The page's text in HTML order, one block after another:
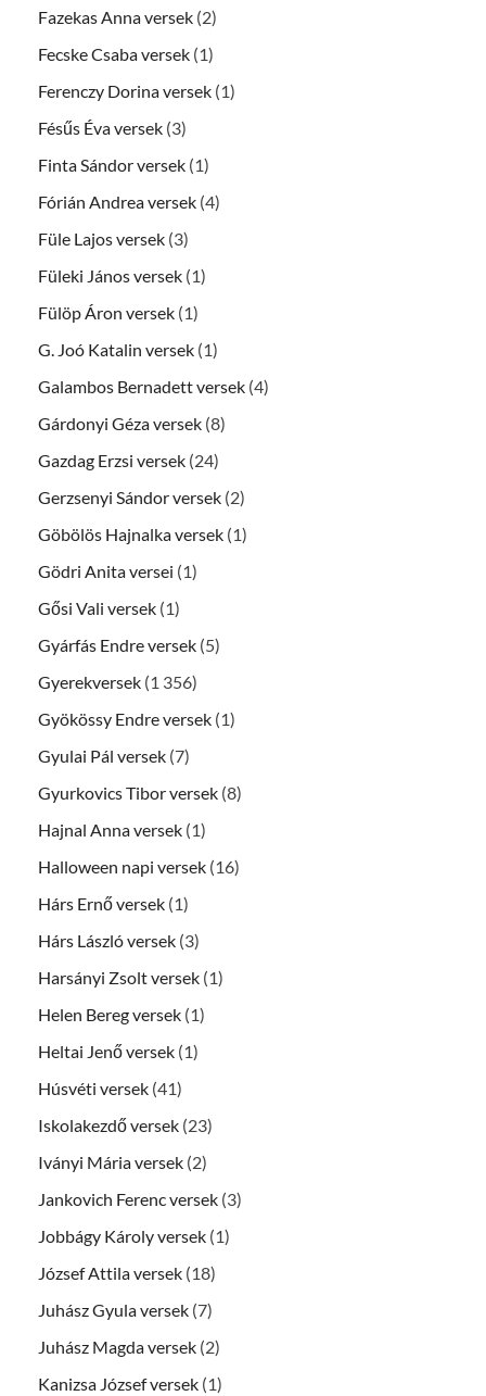
Fazekas Anna versek (2)
Fecske Csaba versek (1)
Ferenczy Dorina versek (1)
Fésűs Éva versek (3)
Finta Sándor versek (1)
Fórián Andrea versek (4)
Füle Lajos versek (3)
Füleki János versek (1)
Fülöp Áron versek (1)
G. Joó Katalin versek (1)
Galambos Bernadett versek (4)
Gárdonyi Géza versek (8)
Gazdag Erzsi versek (24)
Gerzsenyi Sándor versek (2)
Göbölös Hajnalka versek (1)
Gödri Anita versei (1)
Gősi Vali versek (1)
Gyárfás Endre versek (5)
Gyerekversek (1 356)
Gyökössy Endre versek (1)
Gyulai Pál versek (7)
Gyurkovics Tibor versek (8)
Hajnal Anna versek (1)
Halloween napi versek (16)
Hárs Ernő versek (1)
Hárs László versek (3)
Harsányi Zsolt versek (1)
Helen Bereg versek (1)
Heltai Jenő versek (1)
Húsvéti versek (41)
Iskolakezdő versek (23)
Iványi Mária versek (2)
Jankovich Ferenc versek (3)
Jobbágy Károly versek (1)
József Attila versek (18)
Juhász Gyula versek (7)
Juhász Magda versek (2)
Kanizsa József versek (1)